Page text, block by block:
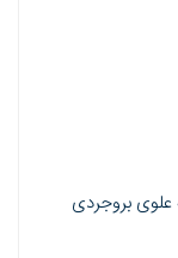
علوی بروجردی